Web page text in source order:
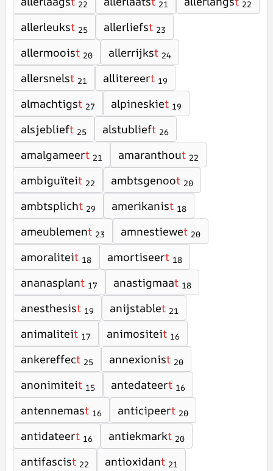
22 21 22
allerleukst 25 allerliefst 23
allermooist 20 allerrijkst 24
allersnelst 21 allitereert 19
almachtigst 27 alpineskiet 19
alsjeblieft 25 alstublieft 26
amalgameert 21 amaranthout 22
ambiguïteit 22 ambtsgenoot 20
ambtsplicht 29 amerikanist 18
ameublement 23 amnestiewet 20
amoraliteit 18 amortiseert 18
ananasplant 17 anastigmaat 18
anesthesist 19 anijstablet 21
animaliteit 17 animositeit 16
ankereffect 25 annexionist 20
anonimiteit 15 antedateert 16
antennemast 16 anticipeert 20
antidateert 16 antiekmarkt 20
antifascist 22 antioxidant 21